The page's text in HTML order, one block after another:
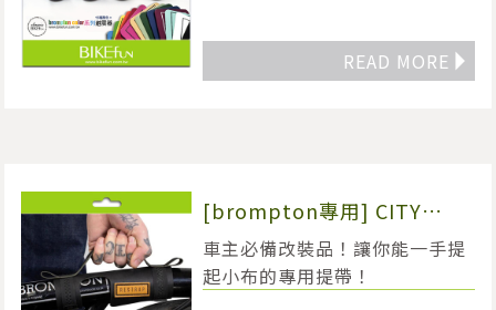
brompton時，盯著色卡猶豫,掙
扎...到底要買哪個顏色嗎？現
READ MORE◥
[brompton專用] CITY
CARRY HANDLE 小布上管提
車帶
車主必備改裝品！讓你能一手提
起小布的專用提帶！